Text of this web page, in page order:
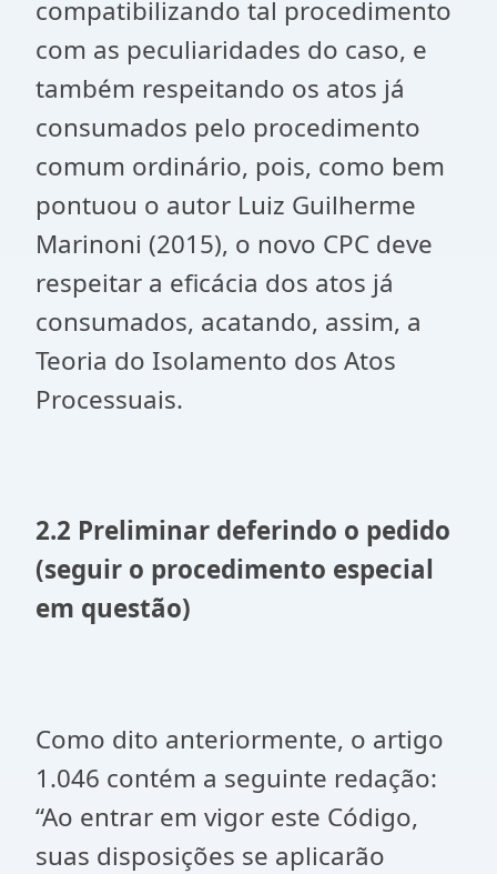
compatibilizando tal procedimento
com as peculiaridades do caso, e
também respeitando os atos já
consumados pelo procedimento
comum ordinário, pois, como bem
pontuou o autor Luiz Guilherme
Marinoni (2015), o novo CPC deve
respeitar a eficácia dos atos já
consumados, acatando, assim, a
Teoria do Isolamento dos Atos
Processuais.
2.2 Preliminar deferindo o pedido
(seguir o procedimento especial
em questão)
Como dito anteriormente, o artigo
1.046 contém a seguinte redação:
“Ao entrar em vigor este Código,
suas disposições se aplicarão